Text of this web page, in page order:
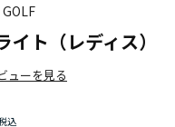
ト（レディス）
ューを見る